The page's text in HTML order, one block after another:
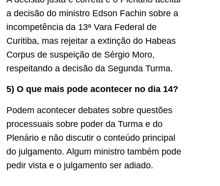
a decisão do ministro Edson Fachin sobre a
incompetência da 13ª Vara Federal de
Curitiba, mas rejeitar a extinção do Habeas
Corpus de suspeição de Sérgio Moro,
respeitando a decisão da Segunda Turma.
5) O que mais pode acontecer no dia 14?
Podem acontecer debates sobre questões
processuais sobre poder da Turma e do
Plenário e não discutir o conteúdo principal
do julgamento. Algum ministro também pode
pedir vista e o julgamento ser adiado.